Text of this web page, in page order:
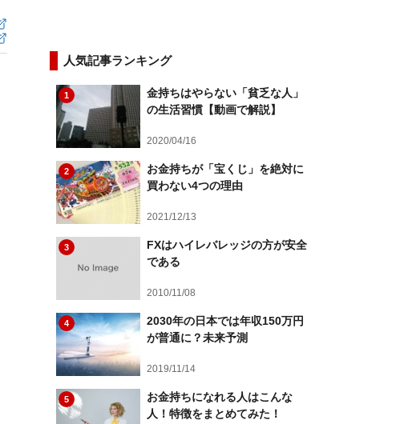
人気記事ランキング
1
金持ちはやらない「貧乏な人」
の生活習慣【動画で解説】
2020/04/16
2
お金持ちが「宝くじ」を絶対に
買わない4つの理由
2021/12/13
3
FXはハイレバレッジの方が安全
である
2010/11/08
4
2030年の日本では年収150万円
が普通に？未来予測
2019/11/14
5
お金持ちになれる人はこんな
人！特徴をまとめてみた！